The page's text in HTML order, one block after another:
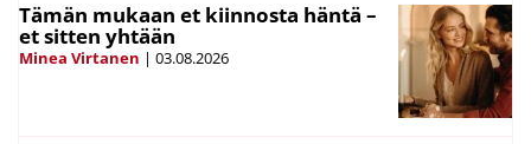
Tämän mukaan et kiinnosta häntä –
et sitten yhtään
Minea Virtanen | 03.08.2026